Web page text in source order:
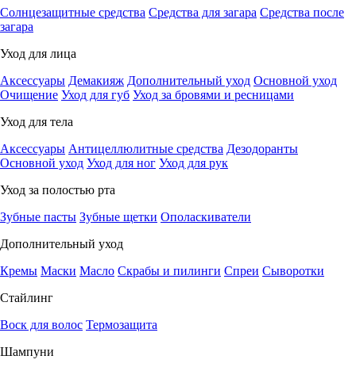
Солнцезащитные средства Средства для загара Средства после
загара
Уход для лица
Аксессуары Демакияж Дополнительный уход Основной уход
Очищение Уход для губ Уход за бровями и ресницами
Уход для тела
Аксессуары Антицеллюлитные средства Дезодоранты
Основной уход Уход для ног Уход для рук
Уход за полостью рта
Зубные пасты Зубные щетки Ополаскиватели
Дополнительный уход
Кремы Маски Масло Скрабы и пилинги Спреи Сыворотки
Стайлинг
Воск для волос Термозащита
Шампуни